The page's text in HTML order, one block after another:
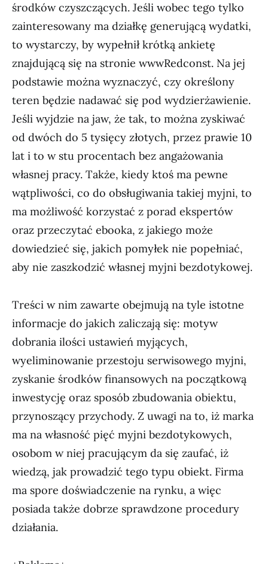
środków czyszczących. Jeśli wobec tego tylko
zainteresowany ma działkę generującą wydatki,
to wystarczy, by wypełnił krótką ankietę
znajdującą się na stronie wwwRedconst. Na jej
podstawie można wyznaczyć, czy określony
teren będzie nadawać się pod wydzierżawienie.
Jeśli wyjdzie na jaw, że tak, to można zyskiwać
od dwóch do 5 tysięcy złotych, przez prawie 10
lat i to w stu procentach bez angażowania
własnej pracy. Także, kiedy ktoś ma pewne
wątpliwości, co do obsługiwania takiej myjni, to
ma możliwość korzystać z porad ekspertów
oraz przeczytać ebooka, z jakiego może
dowiedzieć się, jakich pomyłek nie popełniać,
aby nie zaszkodzić własnej myjni bezdotykowej.
Treści w nim zawarte obejmują na tyle istotne
informacje do jakich zaliczają się: motyw
dobrania ilości ustawień myjących,
wyeliminowanie przestoju serwisowego myjni,
zyskanie środków finansowych na początkową
inwestycję oraz sposób zbudowania obiektu,
przynoszący przychody. Z uwagi na to, iż marka
ma na własność pięć myjni bezdotykowych,
osobom w niej pracującym da się zaufać, iż
wiedzą, jak prowadzić tego typu obiekt. Firma
ma spore doświadczenie na rynku, a więc
posiada także dobrze sprawdzone procedury
działania.